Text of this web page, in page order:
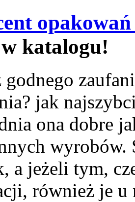
katalogu!
godnego
jak
ona dobre
a jeżeli tym,
również je u